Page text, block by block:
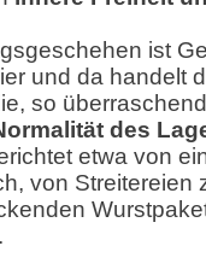
ist
und da handelt
so
des
etwa von
von Streitereien